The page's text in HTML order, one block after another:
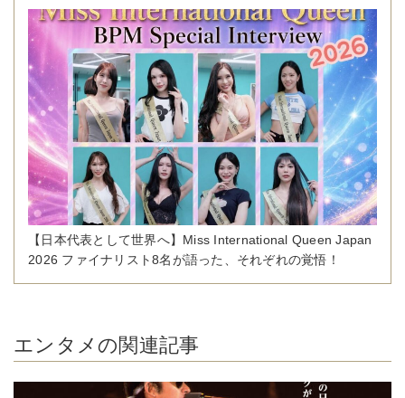
【日本代表として世界へ】Miss International Queen Japan
2026 ファイナリスト8名が語った、それぞれの覚悟！
エンタメの関連記事